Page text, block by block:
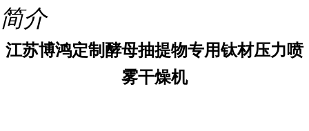
简介
江苏博鸿定制酵母抽提物专用钛材压力喷
雾干燥机